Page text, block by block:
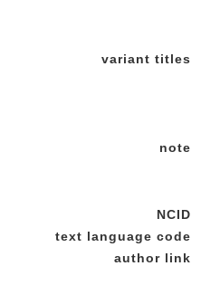
variant titles
note
NCID
text language code
author link